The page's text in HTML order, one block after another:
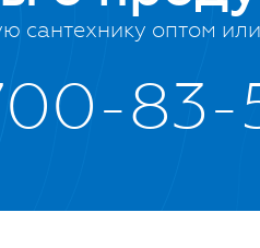
сантехнику оптом
83-